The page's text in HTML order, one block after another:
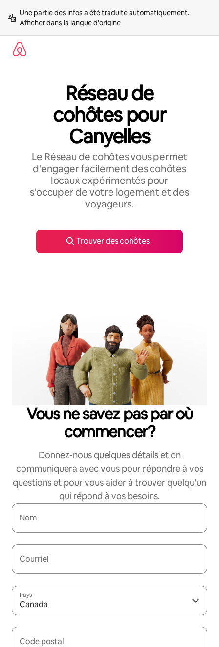
directement
contenu
Afficher dans la langue d'origine
Réseau de
cohôtes pour
Canyelles
Le Réseau de cohôtes vous permet
d'engager facilement des cohôtes
locaux expérimentés pour
s'occuper de votre logement et des
voyageurs.
Trouver des cohôtes
Vous ne savez pas par où
commencer?
Donnez-nous quelques détails et on
communiquera avec vous pour répondre à vos
questions et pour vous aider à trouver quelqu'un
qui répond à vos besoins.
Nom
Courriel
Pays
Canada
Code postal